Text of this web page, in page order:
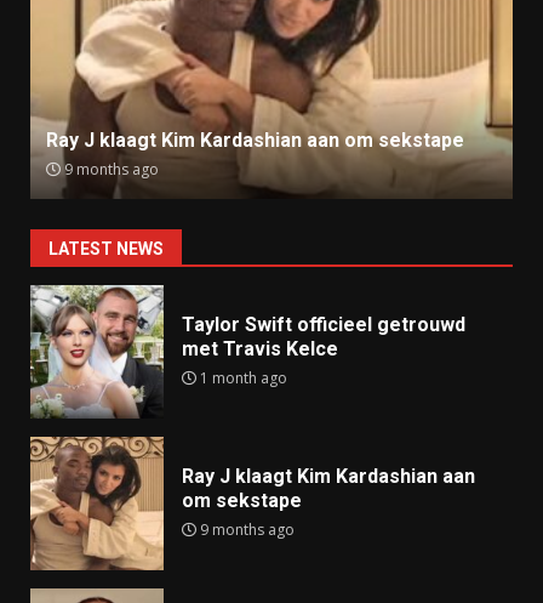
Ray J klaagt Kim Kardashian aan om sekstape
9 months ago
LATEST NEWS
Taylor Swift officieel getrouwd
met Travis Kelce
1 month ago
Ray J klaagt Kim Kardashian aan
om sekstape
9 months ago